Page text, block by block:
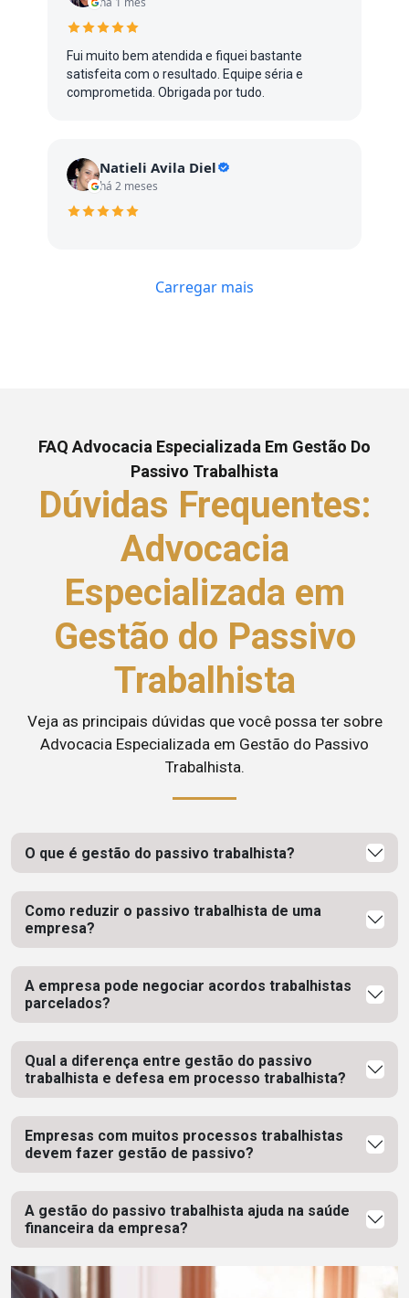
Fui muito bem atendida e fiquei bastante
satisfeita com o resultado. Equipe séria e
comprometida. Obrigada por tudo.
Natieli Avila Diel
há 2 meses
Carregar mais
FAQ Advocacia Especializada Em Gestão Do
Passivo Trabalhista
Dúvidas Frequentes:
Advocacia
Especializada em
Gestão do Passivo
Trabalhista
Veja as principais dúvidas que você possa ter sobre
Advocacia Especializada em Gestão do Passivo
Trabalhista.
O que é gestão do passivo trabalhista?
Como reduzir o passivo trabalhista de uma
empresa?
A empresa pode negociar acordos trabalhistas
parcelados?
Qual a diferença entre gestão do passivo
trabalhista e defesa em processo trabalhista?
Empresas com muitos processos trabalhistas
devem fazer gestão de passivo?
A gestão do passivo trabalhista ajuda na saúde
financeira da empresa?